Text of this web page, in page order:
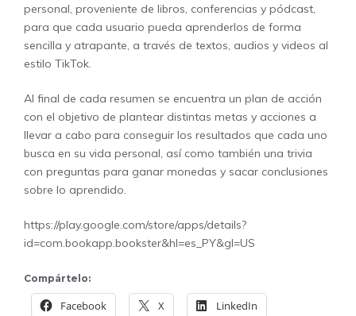
personal, proveniente de libros, conferencias y pódcast,
para que cada usuario pueda aprenderlos de forma
sencilla y atrapante, a través de textos, audios y videos al
estilo TikTok.
Al final de cada resumen se encuentra un plan de acción
con el objetivo de plantear distintas metas y acciones a
llevar a cabo para conseguir los resultados que cada uno
busca en su vida personal, así como también una trivia
con preguntas para ganar monedas y sacar conclusiones
sobre lo aprendido.
https://play.google.com/store/apps/details?
id=com.bookapp.bookster&hl=es_PY&gl=US
Compártelo:
Facebook X LinkedIn